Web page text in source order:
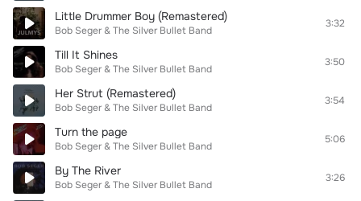
Little Drummer Boy (Remastered)
Bob Seger & The Silver Bullet Band
3:32
Till It Shines
Bob Seger & The Silver Bullet Band
3:50
Her Strut (Remastered)
Bob Seger & The Silver Bullet Band
3:54
Turn the page
Bob Seger & The Silver Bullet Band
5:06
By The River
Bob Seger & The Silver Bullet Band
3:26